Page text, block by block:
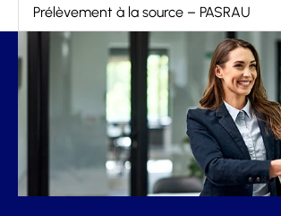
Prélèvement à la source – PASRAU